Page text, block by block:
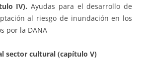
IV).Ayudas para el desarrollo de
al riesgo de inundación en los
por la DANA
sector cultural (capítulo V)